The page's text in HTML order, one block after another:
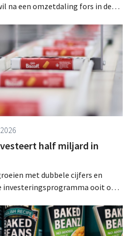
na een omzetdaling fors in de
cocktails.
half miljard in
met dubbele cijfers en
ooit om
grijpen”.